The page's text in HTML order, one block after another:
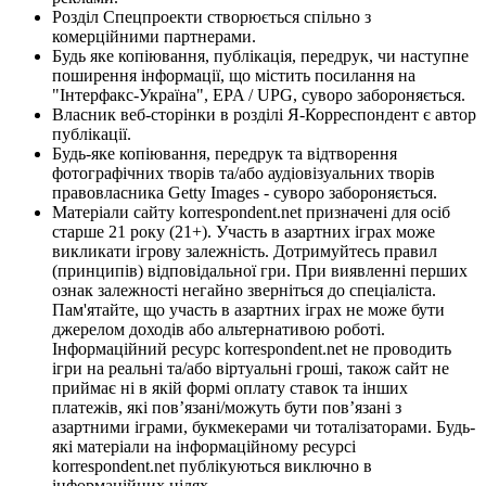
Розділ Спецпроекти створюється спільно з
комерційними партнерами.
Будь яке копіювання, публікація, передрук, чи наступне
поширення інформації, що містить посилання на
"Інтерфакс-Україна", EPA / UPG, суворо забороняється.
Власник веб-сторінки в розділі Я-Корреспондент є автор
публікації.
Будь-яке копіювання, передрук та відтворення
фотографічних творів та/або аудіовізуальних творів
правовласника Getty Images - суворо забороняється.
Матеріали сайту korrespondent.net призначені для осіб
старше 21 року (21+). Участь в азартних іграх може
викликати ігрову залежність. Дотримуйтесь правил
(принципів) відповідальної гри. При виявленні перших
ознак залежності негайно зверніться до спеціаліста.
Пам'ятайте, що участь в азартних іграх не може бути
джерелом доходів або альтернативою роботі.
Інформаційний ресурс korrespondent.net не проводить
ігри на реальні та/або віртуальні гроші, також сайт не
приймає ні в якій формі оплату ставок та інших
платежів, які пов’язані/можуть бути пов’язані з
азартними іграми, букмекерами чи тоталізаторами. Будь-
які матеріали на інформаційному ресурсі
korrespondent.net публікуються виключно в